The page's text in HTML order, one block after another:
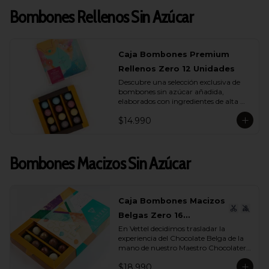
Bombones Rellenos Sin Azúcar
Caja Bombones Premium
Rellenos Zero 12 Unidades
Descubre una selección exclusiva de
bombones sin azúcar añadida,
elaborados con ingredientes de alta
calidad y rellenos suaves que realzan
cada capa de sabor.
indulgencia equilibrada, donde el
cacao es protagonista y cada textura
La colección incluye una cuidada
variedad de sabores (endulzados con
alulosa): maracuyá, avellana,
caramelo y leche, donde cada bombón
ofrece una experiencia distinta.
Rellenos cremosos, notas profundas de
ingredientes nobles, no de azúcares
$14.990
Bombones Macizos Sin Azúcar
Caja Bombones Macizos
Belgas Zero 16
Unidades
En Vettel decidimos trasladar la
experiencia del Chocolate Belga de la
mano de nuestro Maestro Chocolatero
para crear estas piezas de bombones
macizos sin azúcar añadida de